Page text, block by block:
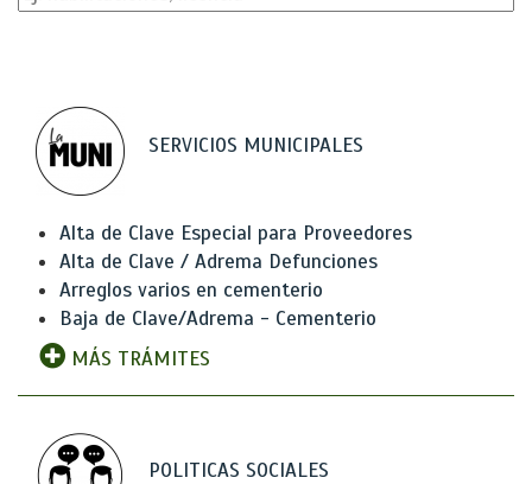
SERVICIOS MUNICIPALES
Alta de Clave Especial para Proveedores
Alta de Clave / Adrema Defunciones
Arreglos varios en cementerio
Baja de Clave/Adrema - Cementerio
MÁS TRÁMITES
POLITICAS SOCIALES